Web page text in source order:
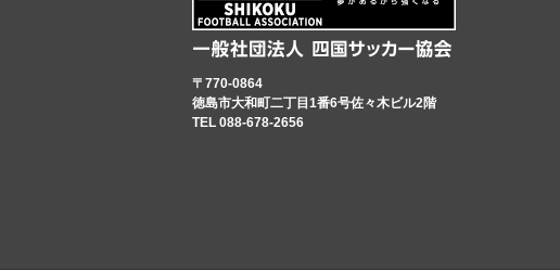
〒770-0864
徳島市大和町二丁目1番6号佐々木ビル2階
TEL 088-678-2656